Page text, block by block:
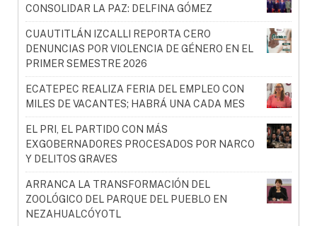
CONSOLIDAR LA PAZ: DELFINA GÓMEZ
CUAUTITLÁN IZCALLI REPORTA CERO
DENUNCIAS POR VIOLENCIA DE GÉNERO EN EL
PRIMER SEMESTRE 2026
ECATEPEC REALIZA FERIA DEL EMPLEO CON
MILES DE VACANTES; HABRÁ UNA CADA MES
EL PRI, EL PARTIDO CON MÁS
EXGOBERNADORES PROCESADOS POR NARCO
Y DELITOS GRAVES
ARRANCA LA TRANSFORMACIÓN DEL
ZOOLÓGICO DEL PARQUE DEL PUEBLO EN
NEZAHUALCÓYOTL